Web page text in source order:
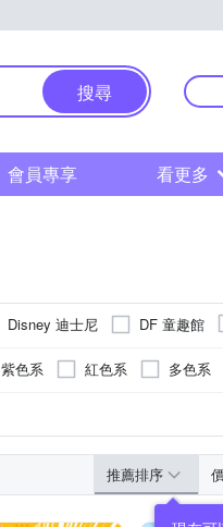
搜尋
會員專享 看更多
Disney 迪士尼 DF 童趣館
紫色系 紅色系 多色系
推薦排序